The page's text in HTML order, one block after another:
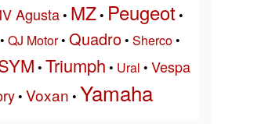
Agusta• MZ• Peugeot •
• QJ Motor• Quadro• Sherco•
• Triumph • Ural • Vespa
• Voxan • Yamaha